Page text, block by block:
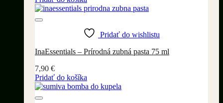
Pridať do wishlistu
InaEssentials – Prírodná zubná pasta 75 ml
7,90 €
Pridať do košíka